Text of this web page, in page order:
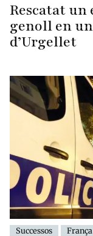
Rescatat
genoll en
d’Urgellet
Successos França